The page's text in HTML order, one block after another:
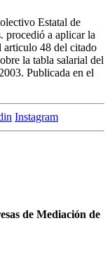
Estatal de
procedió a aplicar la
articulo 48 del citado
la tabla salarial del
Publicada en el
Instagram
de Mediación de